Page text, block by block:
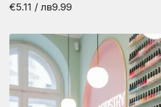
€5.11 / лв9.99